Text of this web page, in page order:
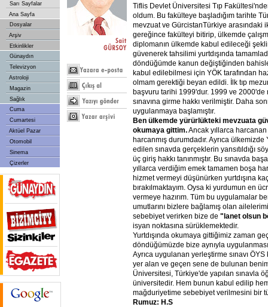
Sarı Sayfalar
Ana Sayfa
Dosyalar
Arşiv
Etkinlikler
Günaydın
Televizyon
Astroloji
Magazin
Sağlık
Cuma
Cumartesi
Aktüel Pazar
Otomobil
Sinema
Çizerler
Tiflis Devlet Üniversitesi Tıp
oldum. Bu fakülteye başladığım tarihte
mevzuat ve GürcistanTürkiye arasındaki
gereğince fakülteyi bitirip, ülkemde
diplomanın ülkemde kabul edileceği
güvenerek tahsilimi yurtdışında
döndüğümde kanun değiştiğinden
kabul edilebilmesi için YÖK tarafından
olmam gerektiği beyan edildi. İlk tıp
başvuru tarihi 1999'dur. 1999 ve 2000'de
sınavına girme hakkı verilmiştir. Daha
uygulanmaya başlamıştır.
Ben ülkemde yürürlükteki mevzuata
okumaya gittim.Ancak yıllarca
harcanmış durumdadır. Ayrıca
edilen sınavda gerçeklerin yansıtıldığı
üç giriş hakkı tanınmıştır. Bu sınavda
yıllarca verdiğim emek tamamen boşa
hizmet vermeyi düşünürken yurtdışına
bırakılmaktayım. Oysa ki yurdumun en
vermeye hazırım. Tüm bu uygulamalar
umutlarını bizlere bağlamış olan
sebebiyet verirken bize de "lanet olsun
isyan noktasına sürüklemektedir.
Yurtdışında okumaya gittiğimiz zaman
döndüğümüzde bize aynıyla
Ayrıca uygulanan yerleştirme sınavı ÖYS
yer alan ve geçen sene de bulunan
Üniversitesi, Türkiye'de yapılan sınavla
üniversitedir. Hem bunun kabul edilip
mağduriyetime sebebiyet verilmesini bir
Rumuz: H.S